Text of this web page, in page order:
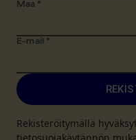
Maa *
E-mail *
Rekisteröitymällä